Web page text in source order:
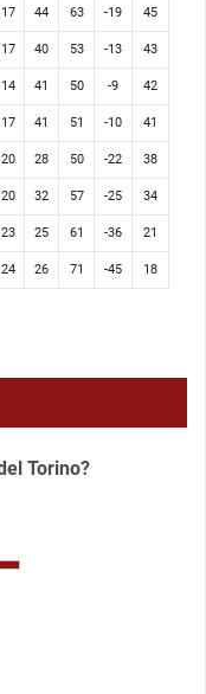
17 44 63 -19 45
17 40 53 -13 43
14 41 50 -9 42
17 41 51 -10 41
20 28 50 -22 38
20 32 57 -25 34
23 25 61 -36 21
24 26 71 -45 18
Torino?